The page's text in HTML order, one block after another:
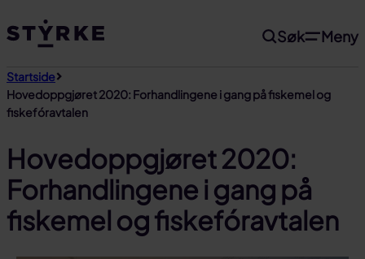
til
Søk Meny
Startside
Hovedoppgjøret 2020: Forhandlingene i gang på fiskemel og
fiskefóravtalen
Hovedoppgjøret 2020:
Forhandlingene i gang på
fiskemel og fiskefóravtalen